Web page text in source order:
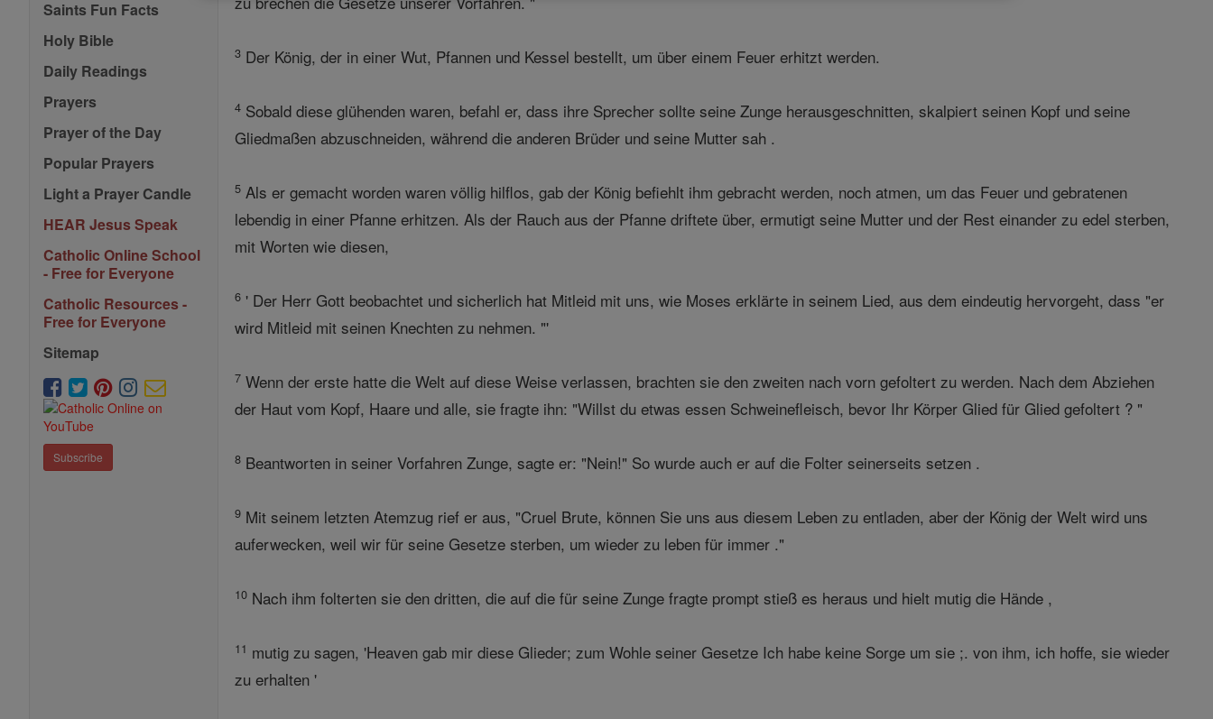
Saints Fun Facts
Holy Bible
Daily Readings
Prayers
Prayer of the Day
Popular Prayers
Light a Prayer Candle
HEAR Jesus Speak
Catholic Online School
- Free for Everyone
Catholic Resources -
Free for Everyone
Sitemap
Subscribe
3 Der König, der in einer Wut, Pfannen und Kessel bestellt, um über einem Feuer erhitzt werden.
4 Sobald diese glühenden waren, befahl er, dass ihre Sprecher sollte seine Zunge herausgeschnitten, skalpiert seinen Kopf und seine
Gliedmaßen abzuschneiden, während die anderen Brüder und seine Mutter sah .
5 Als er gemacht worden waren völlig hilflos, gab der König befiehlt ihm gebracht werden, noch atmen, um das Feuer und gebratenen
lebendig in einer Pfanne erhitzen. Als der Rauch aus der Pfanne driftete über, ermutigt seine Mutter und der Rest einander zu edel sterben,
mit Worten wie diesen,
6 ' Der Herr Gott beobachtet und sicherlich hat Mitleid mit uns, wie Moses erklärte in seinem Lied, aus dem eindeutig hervorgeht, dass "er
wird Mitleid mit seinen Knechten zu nehmen. "'
7 Wenn der erste hatte die Welt auf diese Weise verlassen, brachten sie den zweiten nach vorn gefoltert zu werden. Nach dem Abziehen
der Haut vom Kopf, Haare und alle, sie fragte ihn: "Willst du etwas essen Schweinefleisch, bevor Ihr Körper Glied für Glied gefoltert ? "
8 Beantworten in seiner Vorfahren Zunge, sagte er: "Nein!" So wurde auch er auf die Folter seinerseits setzen .
9 Mit seinem letzten Atemzug rief er aus, "Cruel Brute, können Sie uns aus diesem Leben zu entladen, aber der König der Welt wird uns
auferwecken, weil wir für seine Gesetze sterben, um wieder zu leben für immer ."
10 Nach ihm folterten sie den dritten, die auf die für seine Zunge fragte prompt stieß es heraus und hielt mutig die Hände ,
11 mutig zu sagen, 'Heaven gab mir diese Glieder; zum Wohle seiner Gesetze Ich habe keine Sorge um sie ;. von ihm, ich hoffe, sie wieder
zu erhalten '